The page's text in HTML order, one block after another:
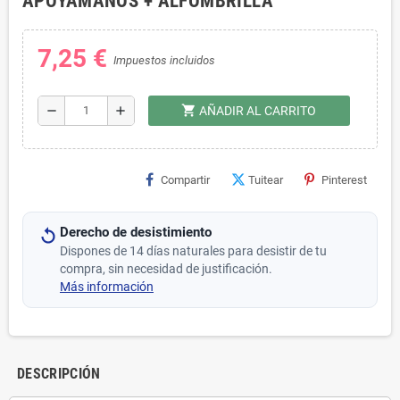
7,25 € Impuestos incluidos
remove add shopping_cart AÑADIR AL CARRITO
Compartir Tuitear Pinterest
Derecho de desistimiento
Dispones de 14 días naturales para desistir de tu
compra, sin necesidad de justificación.
Más información
DESCRIPCIÓN